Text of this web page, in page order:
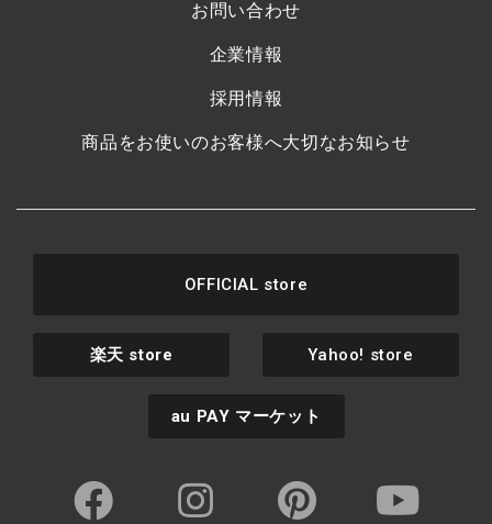
お問い合わせ
企業情報
採用情報
商品をお使いのお客様へ大切なお知らせ
OFFICIAL store
楽天 store Yahoo! store
au PAY マーケット